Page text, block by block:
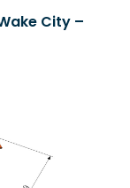
City –